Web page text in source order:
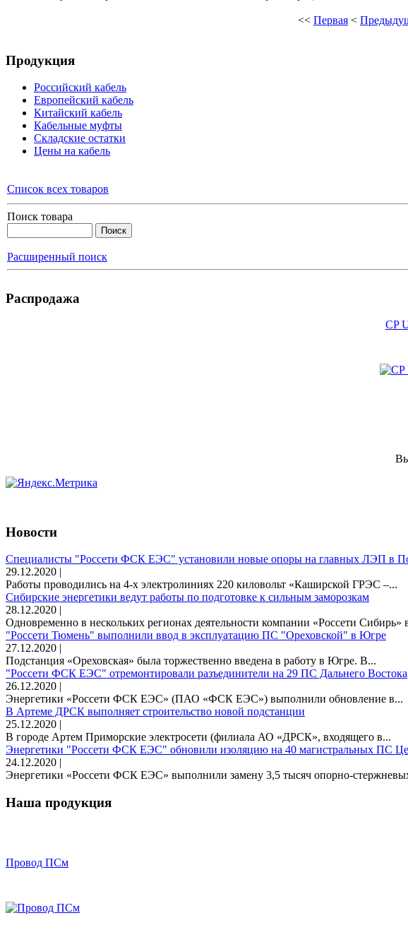
<< Первая <
Продукция
Российский кабель
Европейский кабель
Китайский кабель
Кабельные муфты
Складские остатки
Цены на кабель
Список всех товаров
Поиск товара
Расширенный поиск
Распродажа
CP
Новости
Специалисты "Россети ФСК ЕЭС" установили новые опоры на главных ЛЭП в
29.12.2020 |
Работы проводились на 4-х электролиниях 220 киловольт «Каширской ГРЭС –...
Сибирские энергетики ведут работы по подготовке к сильным заморозкам
28.12.2020 |
Одновременно в нескольких регионах деятельности компании «Россети Сибирь»
"Россети Тюмень" выполнили ввод в эксплуатацию ПС "Ореховской" в Югре
27.12.2020 |
Подстанция «Ореховская» была торжественно введена в работу в Югре. В...
"Россети ФСК ЕЭС" отремонтировали разъединители на 29 ПС Дальнего Востока
26.12.2020 |
Энергетики «Россети ФСК ЕЭС» (ПАО «ФСК ЕЭС») выполнили обновление в...
В Артеме ДРСК выполняет строительство новой подстанции
25.12.2020 |
В городе Артем Приморские электросети (филиала АО «ДРСК», входящего в...
Энергетики "Россети ФСК ЕЭС" обновили изоляцию на 40 магистральных ПС
24.12.2020 |
Энергетики «Россети ФСК ЕЭС» выполнили замену 3,5 тысяч опорно-
Наша продукция
Провод ПСм